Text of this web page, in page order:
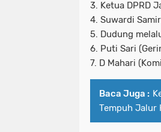
3. Ketua DPRD
4. Suwardi
5. Dudung
6. Puti Sari
7. D Mahari
Baca Juga :
Tempuh Jalur